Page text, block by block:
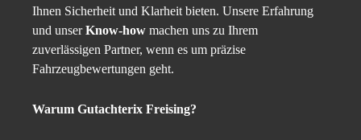
Ihnen Sicherheit und Klarheit bieten. Unsere Erfahrung
und unserKnow-how machen uns zu Ihrem
zuverlässigen Partner, wenn es um präzise
Fahrzeugbewertungen geht.
Warum Gutachterix Freising?